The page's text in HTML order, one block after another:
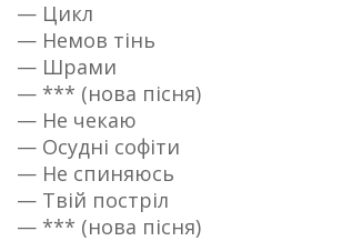
— Цикл
— Немов тінь
— Шрами
— *** (нова пісня)
— Не чекаю
— Осудні софіти
— Не спиняюсь
— Твій постріл
— *** (нова пісня)